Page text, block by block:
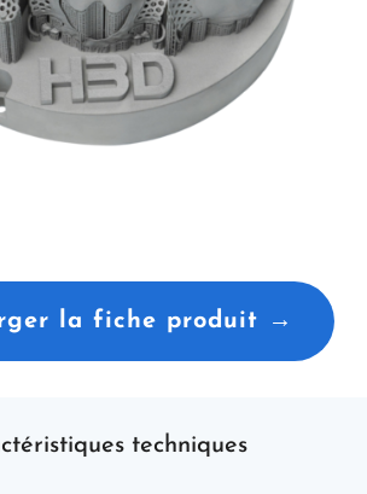
la fiche produit →
techniques